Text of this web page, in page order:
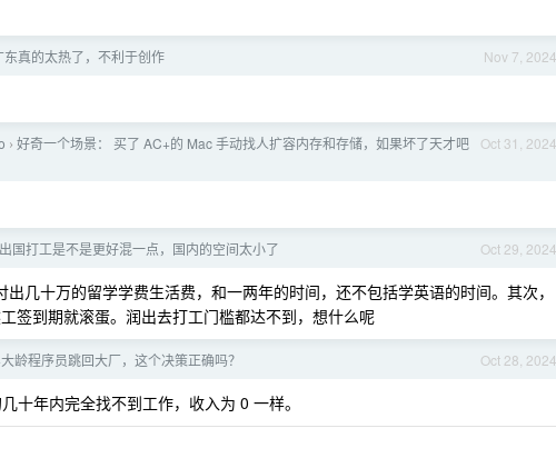
Nov 7, 2024
东真的太热了，不利于创作
Oct 31, 2024
› 好奇一个场景： 买了 AC+的 Mac 手动找人扩容内存和存储，如果坏了天才吧
Oct 29, 2024
国打工是不是更好混一点，国内的空间太小了
几十万的留学学费生活费，和一两年的时间，还不包括学英语的时间。其次，
签到期就滚蛋。润出去打工门槛都达不到，想什么呢
Oct 28, 2024
龄程序员跳回大厂，这个决策正确吗？
十年内完全找不到工作，收入为 0 一样。